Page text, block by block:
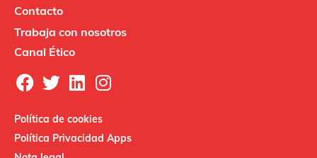
Contacto
Trabaja con nosotros
Canal Ético
Política de cookies
Política Privacidad Apps